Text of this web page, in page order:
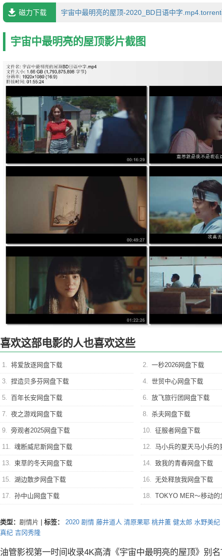
磁力下载 宇宙中最明亮的屋顶-2020_BD日语中字
宇宙中最明亮的屋顶影片截图
喜欢这部电影的人也喜欢这些
1. 将爱放逐网盘下载 2. 一秒2026网盘下载
3. 捏造贝多芬网盘下载 4. 世贸中心网盘下载
5. 百年长安网盘下载 6. 放飞旅行团网盘下载
7. 夜之游戏网盘下载 8. 杀夫网盘下载
9. 旁观者2025网盘下载 10. 征服者网盘下载
11. 魂断威尼斯网盘下载 12. 马小兵的夏天马小兵的
13. 束草的冬天网盘下载 14. 致我的青春网盘下载
15. 湖边散步网盘下载 16. 无处释放我网盘下载
17. 孙中山网盘下载 18. TOKYO MER～移动的急救室～
类型： 剧情片 标签： 2020 剧情 藤井道人 清原果耶 桃井薰 健太郎 水野美纪
真纪 吉冈秀隆
油管影视第一时间收录4K高清《宇宙中最明亮的屋顶》别